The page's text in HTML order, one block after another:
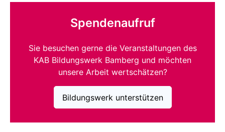
Spendenaufruf
Sie besuchen gerne die Veranstaltungen des
KAB Bildungswerk Bamberg und möchten
unsere Arbeit wertschätzen?
Bildungswerk unterstützen